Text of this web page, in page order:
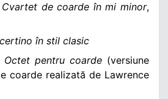
Cvartet de coarde în mi minor,
în stil clasic
Octet pentru coarde (versiune
coarde realizată de Lawrence